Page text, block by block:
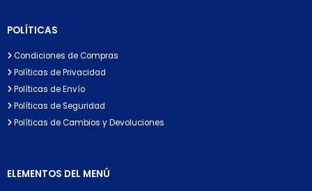
POLÍTICAS
Condiciones de Compras
Políticas de Privacidad
Políticas de Envío
Políticas de Seguridad
Políticas de Cambios y Devoluciones
ELEMENTOS DEL MENÚ